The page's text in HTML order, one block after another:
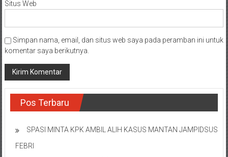
Situs Web
Simpan nama, email, dan situs web saya pada peramban ini untuk
komentar saya berikutnya.
Pos Terbaru
SPASI MINTA KPK AMBIL ALIH KASUS MANTAN JAMPIDSUS
FEBRI